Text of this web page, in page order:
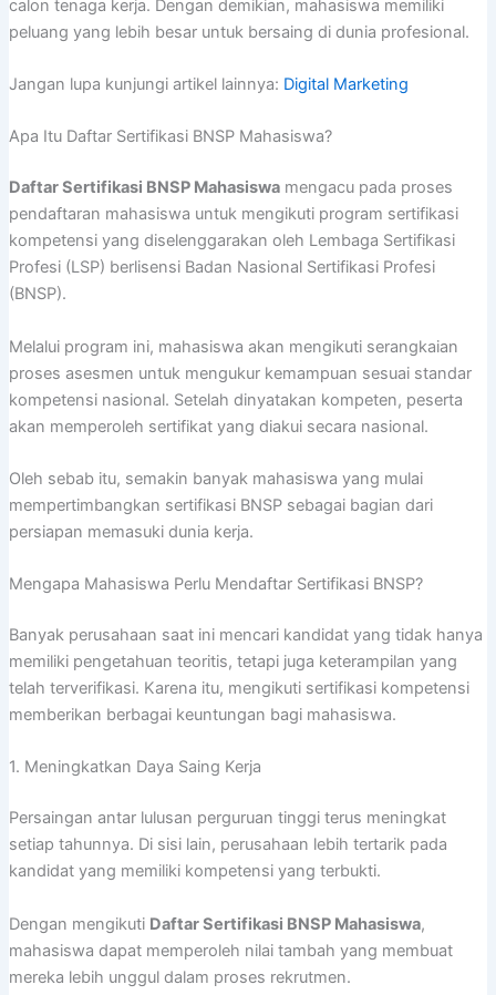
calon tenaga kerja. Dengan demikian, mahasiswa memiliki
peluang yang lebih besar untuk bersaing di dunia profesional.
Jangan lupa kunjungi artikel lainnya: Digital Marketing
Apa Itu Daftar Sertifikasi BNSP Mahasiswa?
Daftar Sertifikasi BNSP Mahasiswamengacu pada proses
pendaftaran mahasiswa untuk mengikuti program sertifikasi
kompetensi yang diselenggarakan oleh Lembaga Sertifikasi
Profesi (LSP) berlisensi Badan Nasional Sertifikasi Profesi
(BNSP).
Melalui program ini, mahasiswa akan mengikuti serangkaian
proses asesmen untuk mengukur kemampuan sesuai standar
kompetensi nasional. Setelah dinyatakan kompeten, peserta
akan memperoleh sertifikat yang diakui secara nasional.
Oleh sebab itu, semakin banyak mahasiswa yang mulai
mempertimbangkan sertifikasi BNSP sebagai bagian dari
persiapan memasuki dunia kerja.
Mengapa Mahasiswa Perlu Mendaftar Sertifikasi BNSP?
Banyak perusahaan saat ini mencari kandidat yang tidak hanya
memiliki pengetahuan teoritis, tetapi juga keterampilan yang
telah terverifikasi. Karena itu, mengikuti sertifikasi kompetensi
memberikan berbagai keuntungan bagi mahasiswa.
1. Meningkatkan Daya Saing Kerja
Persaingan antar lulusan perguruan tinggi terus meningkat
setiap tahunnya. Di sisi lain, perusahaan lebih tertarik pada
kandidat yang memiliki kompetensi yang terbukti.
Dengan mengikuti Daftar Sertifikasi BNSP Mahasiswa,
mahasiswa dapat memperoleh nilai tambah yang membuat
mereka lebih unggul dalam proses rekrutmen.